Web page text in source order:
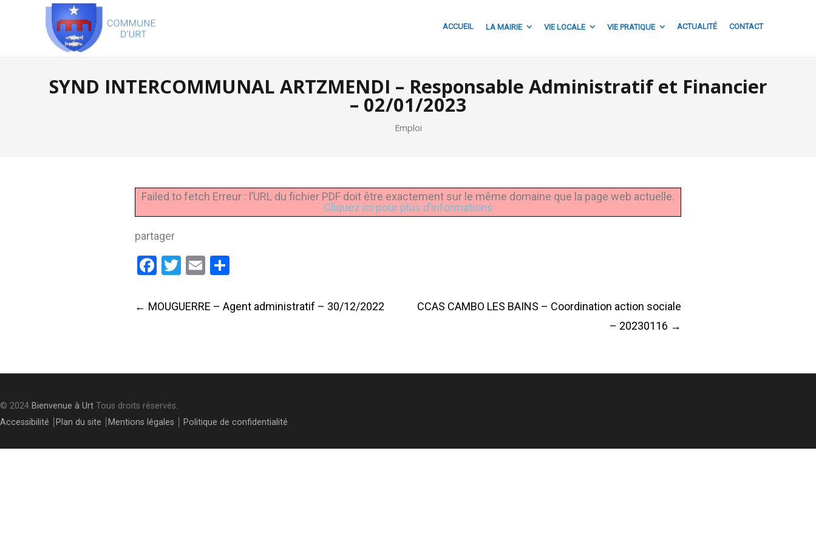
ACCUEIL LA MAIRIE VIE LOCALE VIE PRATIQUE ACTUALITÉ CONTACT
SYND INTERCOMMUNAL ARTZMENDI – Responsable Administratif et Financier
– 02/01/2023
Emploi
Failed to fetch Erreur : l’URL du fichier PDF doit être exactement sur le même domaine que la page web actuelle.
Cliquez ici pour plus d’informations
partager
Facebook
Twitter
Email
Post
← MOUGUERRE – Agent administratif – 30/12/2022
CCAS CAMBO LES BAINS – Coordination action sociale
– 20230116 →
© 2024 Bienvenue à Urt Tous droits réservés.
Accessibilité
Plan du site Mentions légales Politique de confidentialité